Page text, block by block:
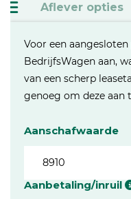
Aflever opties
Voor een
BedrijfsWagen aan,
van een scherp
genoeg om deze aan
Aanschafwaarde
Aanbetaling/inruil